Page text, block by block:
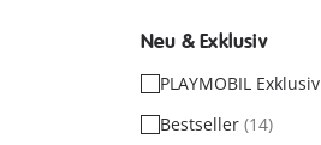
Neu & Exklusiv
PLAYMOBIL Exklusiv
Bestseller (14)